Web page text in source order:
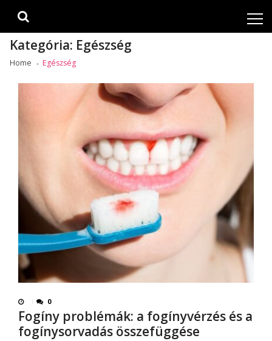
Kategória: Egészség
Home Egészség
0
Fogíny problémák: a fogínyvérzés és a
fogínysorvadás összefüggése